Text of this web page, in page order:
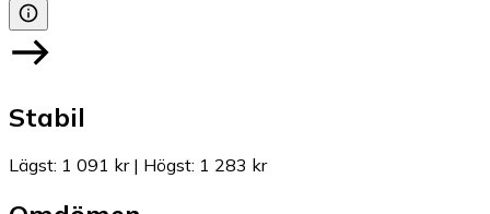
Stabil
Lägst: 1 091 kr| Högst: 1 283 kr